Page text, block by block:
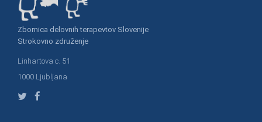
Zbornica delovnih terapevtov Slovenije
Strokovno združenje
Linhartova c. 51
1000 Ljubljana